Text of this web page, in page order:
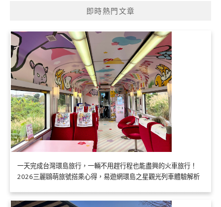
即時熱門文章
一天完成台灣環島旅行，一輛不用趕行程也能盡興的火車旅行！
2026三麗鷗萌旅號搭乘心得，易遊網環島之星觀光列車體驗解析